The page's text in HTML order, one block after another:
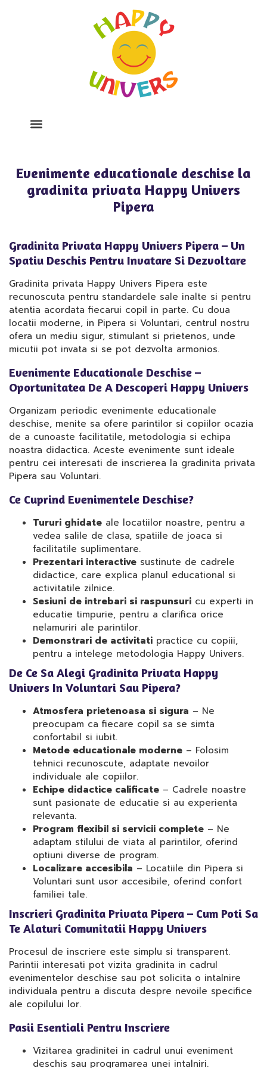
Evenimente educationale deschise la
gradinita privata Happy Univers
Pipera
Gradinita Privata Happy Univers Pipera – Un
Spatiu Deschis Pentru Invatare Si Dezvoltare
Gradinita privata Happy Univers Pipera este
recunoscuta pentru standardele sale inalte si pentru
atentia acordata fiecarui copil in parte. Cu doua
locatii moderne, in Pipera si Voluntari, centrul nostru
ofera un mediu sigur, stimulant si prietenos, unde
micutii pot invata si se pot dezvolta armonios.
Evenimente Educationale Deschise –
Oportunitatea De A Descoperi Happy Univers
Organizam periodic evenimente educationale
deschise, menite sa ofere parintilor si copiilor ocazia
de a cunoaste facilitatile, metodologia si echipa
noastra didactica. Aceste evenimente sunt ideale
pentru cei interesati de inscrierea la gradinita privata
Pipera sau Voluntari.
Ce Cuprind Evenimentele Deschise?
Tururi ghidate ale locatiilor noastre, pentru a
vedea salile de clasa, spatiile de joaca si
facilitatile suplimentare.
Prezentari interactive sustinute de cadrele
didactice, care explica planul educational si
activitatile zilnice.
Sesiuni de intrebari si raspunsuri cu experti in
educatie timpurie, pentru a clarifica orice
nelamuriri ale parintilor.
Demonstrari de activitati practice cu copiii,
pentru a intelege metodologia Happy Univers.
De Ce Sa Alegi Gradinita Privata Happy
Univers In Voluntari Sau Pipera?
Atmosfera prietenoasa si sigura – Ne
preocupam ca fiecare copil sa se simta
confortabil si iubit.
Metode educationale moderne – Folosim
tehnici recunoscute, adaptate nevoilor
individuale ale copiilor.
Echipe didactice calificate – Cadrele noastre
sunt pasionate de educatie si au experienta
relevanta.
Program flexibil si servicii complete – Ne
adaptam stilului de viata al parintilor, oferind
optiuni diverse de program.
Localizare accesibila – Locatiile din Pipera si
Voluntari sunt usor accesibile, oferind confort
familiei tale.
Inscrieri Gradinita Privata Pipera – Cum Poti Sa
Te Alaturi Comunitatii Happy Univers
Procesul de inscriere este simplu si transparent.
Parintii interesati pot vizita gradinita in cadrul
evenimentelor deschise sau pot solicita o intalnire
individuala pentru a discuta despre nevoile specifice
ale copilului lor.
Pasii Esentiali Pentru Inscriere
Vizitarea gradinitei in cadrul unui eveniment
deschis sau programarea unei intalniri.